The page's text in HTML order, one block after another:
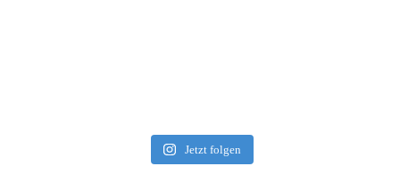
Jetzt folgen